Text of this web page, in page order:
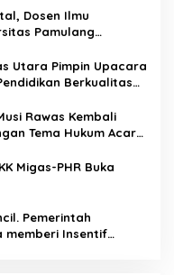
Dosen Ilmu
Pamulang
Utara Pimpin Upacara
Berkualitas
Rawas Kembali
Tema Hukum Acara
Migas-PHR Buka
Pemerintah
memberi Insentif